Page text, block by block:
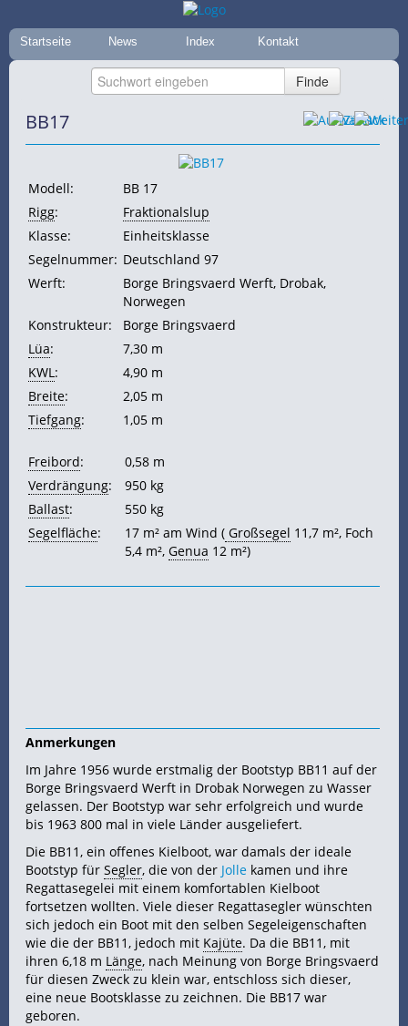
Startseite News Index Kontakt
BB17
Modell:
BB 17
Rigg:
Fraktionalslup
Klasse:
Einheitsklasse
Segelnummer: Deutschland 97
Werft:
Borge Bringsvaerd Werft, Drobak,
Norwegen
Konstrukteur:
Borge Bringsvaerd
Lüa:
7,30 m
KWL:
4,90 m
Breite:
2,05 m
Tiefgang: 1,05 m
Freibord:
0,58 m
Verdrängung:
950 kg
Ballast:
550 kg
Segelfläche: 17 m² am Wind ( Großsegel 11,7 m², Foch
5,4 m², Genua 12 m²)
Anmerkungen
Im Jahre 1956 wurde erstmalig der Bootstyp BB11 auf der
Borge Bringsvaerd Werft in Drobak Norwegen zu Wasser
gelassen. Der Bootstyp war sehr erfolgreich und wurde
bis 1963 800 mal in viele Länder ausgeliefert.
Die BB11, ein offenes Kielboot, war damals der ideale
Bootstyp für Segler, die von der Jolle kamen und ihre
Regattasegelei mit einem komfortablen Kielboot
fortsetzen wollten. Viele dieser Regattasegler wünschten
sich jedoch ein Boot mit den selben Segeleigenschaften
wie die der BB11, jedoch mit Kajüte. Da die BB11, mit
ihren 6,18 m Länge, nach Meinung von Borge Bringsvaerd
für diesen Zweck zu klein war, entschloss sich dieser,
eine neue Bootsklasse zu zeichnen. Die BB17 war
geboren.